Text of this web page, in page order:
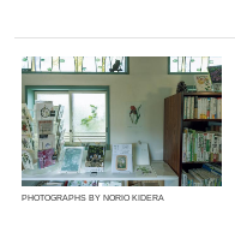
PHOTOGRAPHS BY NORIO KIDERA